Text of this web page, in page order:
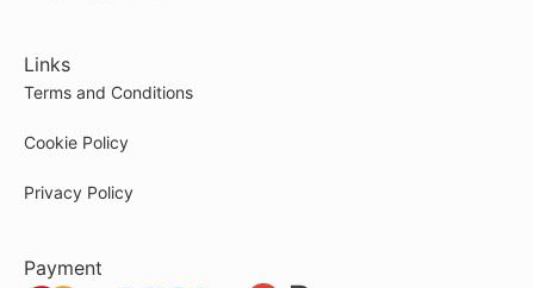
Links
Terms and Conditions
Cookie Policy
Privacy Policy
Payment